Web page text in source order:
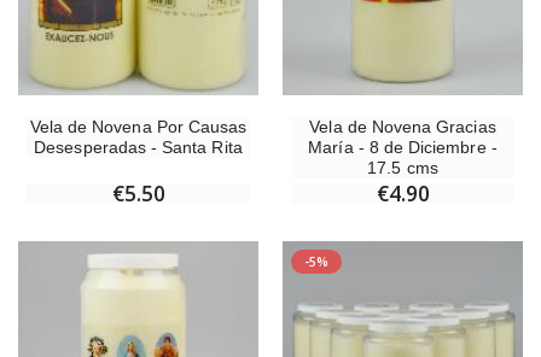
Vela de Novena Por Causas
Desesperadas - Santa Rita
€5.50
Vela de Novena Gracias
María - 8 de Diciembre -
17.5 cms
€4.90
-5%